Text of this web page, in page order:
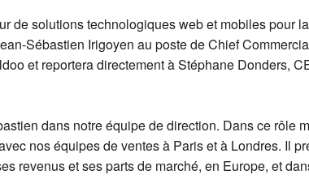
de solutions technologiques web et mobiles pour
Sébastien Irigoyen au poste de Chief
et reportera directement à Stéphane Donders,
dans notre équipe de direction. Dans ce rôle
nos équipes de ventes à Paris et à Londres. Il
revenus et ses parts de marché, en Europe, et